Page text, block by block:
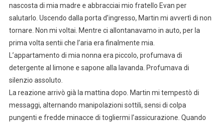
nascosta di mia madre e abbracciai mio fratello Evan per
salutarlo. Uscendo dalla porta d’ingresso, Martin mi avvertì di non
tornare. Non mi voltai. Mentre ci allontanavamo in auto, per la
prima volta sentii che l’aria era finalmente mia.
L’appartamento di mia nonna era piccolo, profumava di
detergente al limone e sapone alla lavanda. Profumava di
silenzio assoluto.
La reazione arrivò già la mattina dopo. Martin mi tempestò di
messaggi, alternando manipolazioni sottili, sensi di colpa
pungenti e fredde minacce di togliermi l’assicurazione. Quando